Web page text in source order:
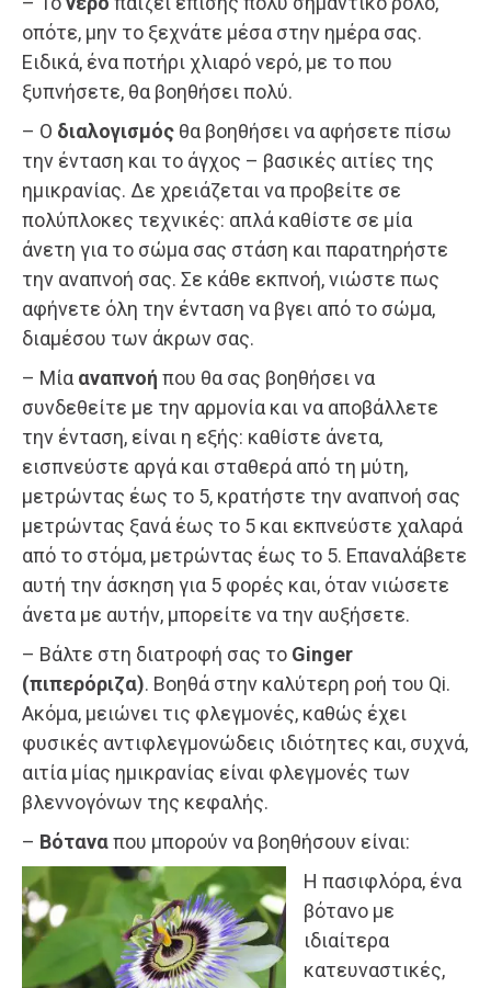
οπότε, μην το ξεχνάτε μέσα στην ημέρα σας.
Ειδικά, ένα ποτήρι χλιαρό νερό, με το που
ξυπνήσετε, θα βοηθήσει πολύ.
– Ο διαλογισμός θα βοηθήσει να αφήσετε πίσω
την ένταση και το άγχος – βασικές αιτίες της
ημικρανίας. Δε χρειάζεται να προβείτε σε
πολύπλοκες τεχνικές: απλά καθίστε σε μία
άνετη για το σώμα σας στάση και παρατηρήστε
την αναπνοή σας. Σε κάθε εκπνοή, νιώστε πως
αφήνετε όλη την ένταση να βγει από το σώμα,
διαμέσου των άκρων σας.
– Μία αναπνοή που θα σας βοηθήσει να
συνδεθείτε με την αρμονία και να αποβάλλετε
την ένταση, είναι η εξής: καθίστε άνετα,
εισπνεύστε αργά και σταθερά από τη μύτη,
μετρώντας έως το 5, κρατήστε την αναπνοή σας
μετρώντας ξανά έως το 5 και εκπνεύστε χαλαρά
από το στόμα, μετρώντας έως το 5. Επαναλάβετε
αυτή την άσκηση για 5 φορές και, όταν νιώσετε
άνετα με αυτήν, μπορείτε να την αυξήσετε.
– Βάλτε στη διατροφή σας το Ginger
(πιπερόριζα). Βοηθά στην καλύτερη ροή του Qi.
Ακόμα, μειώνει τις φλεγμονές, καθώς έχει
φυσικές αντιφλεγμονώδεις ιδιότητες και, συχνά,
αιτία μίας ημικρανίας είναι φλεγμονές των
βλεννογόνων της κεφαλής.
– Βόταναπου μπορούν να βοηθήσουν είναι:
Η πασιφλόρα, ένα
βότανο με
ιδιαίτερα
κατευναστικές,